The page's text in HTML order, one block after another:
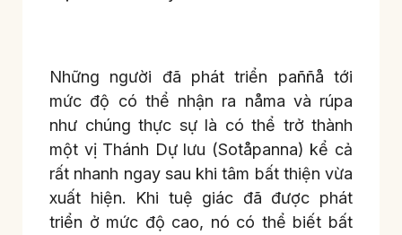
Những người đã phát triển paññå tới
mức độ có thể nhận ra nåma và rúpa
như chúng thực sự là có thể trở thành
một vị Thánh Dự lưu (Sotåpanna) kể cả
rất nhanh ngay sau khi tâm bất thiện vừa
xuất hiện. Khi tuệ giác đã được phát
triển ở mức độ cao, nó có thể biết bất